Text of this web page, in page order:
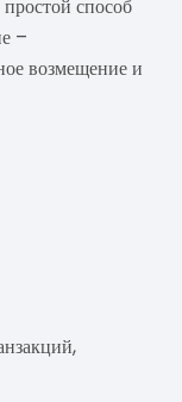
способ
–
возмещение и